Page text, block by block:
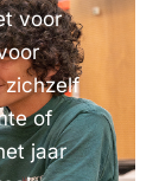
voor
zichzelf
of
jaar